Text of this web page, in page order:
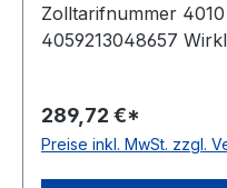
Zolltarifnummer
4059213048657
DIN 7867 Material
Polyester
289,72 €*
Preise inkl. MwSt. zzgl.